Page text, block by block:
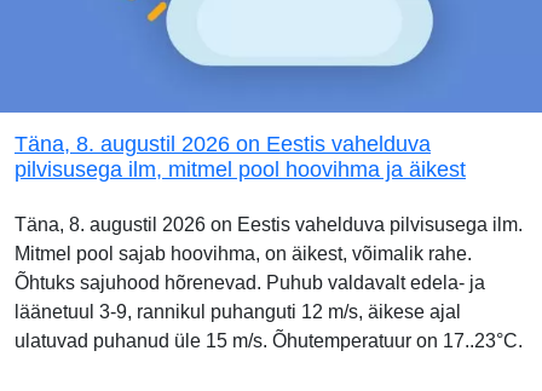
Täna, 8. augustil 2026 on Eestis vahelduva
pilvisusega ilm, mitmel pool hoovihma ja äikest
Täna, 8. augustil 2026 on Eestis vahelduva pilvisusega ilm.
Mitmel pool sajab hoovihma, on äikest, võimalik rahe.
Õhtuks sajuhood hõrenevad. Puhub valdavalt edela- ja
läänetuul 3-9, rannikul puhanguti 12 m/s, äikese ajal
ulatuvad puhanud üle 15 m/s. Õhutemperatuur on 17..23°C.